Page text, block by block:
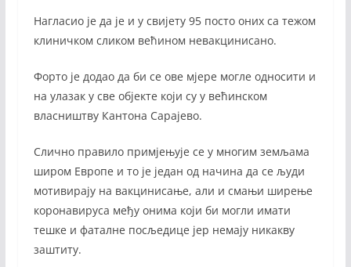
Нагласио је да је и у свијету 95 посто оних са тежом
клиничком сликом већином невакцинисано.
Форто је додао да би се ове мјере могле односити и
на улазак у све објекте који су у већинском
власништву Кантона Сарајево.
Слично правило примјењује се у многим земљама
широм Европе и то је један од начина да се људи
мотивирају на вакцинисање, али и смањи ширење
коронавируса међу онима који би могли имати
тешке и фаталне посљедице јер немају никакву
заштиту.